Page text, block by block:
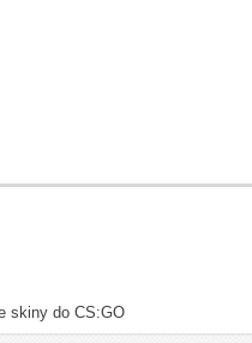
skiny do CS:GO